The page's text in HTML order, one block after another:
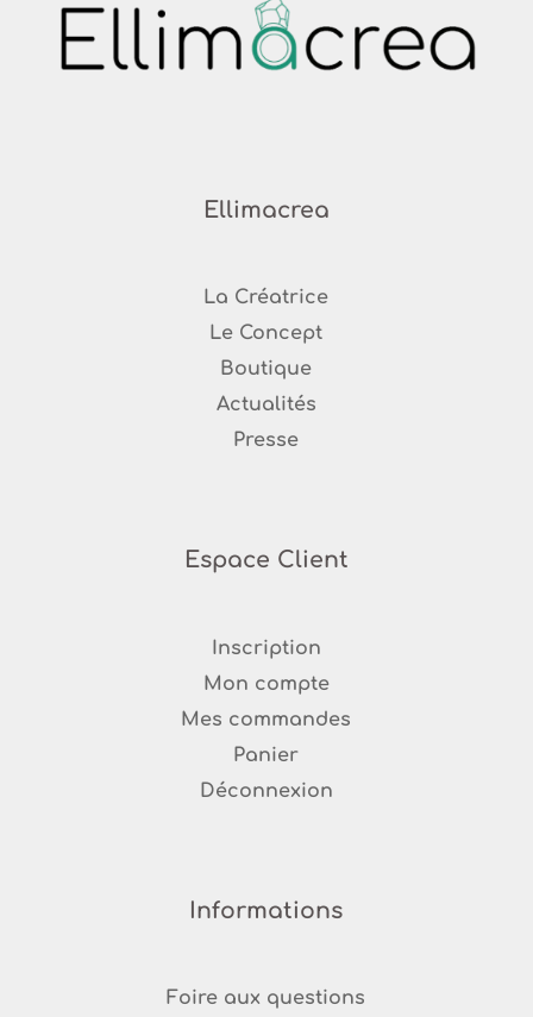
Ellimacrea
La Créatrice
Le Concept
Boutique
Actualités
Presse
Espace Client
Inscription
Mon compte
Mes commandes
Panier
Déconnexion
Informations
Foire aux questions